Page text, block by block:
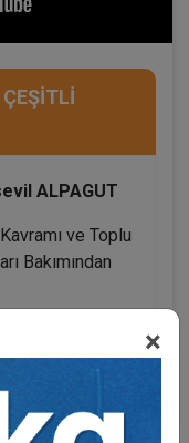
×
ALPAGUT
ve Toplu
Bakımından
Rolü